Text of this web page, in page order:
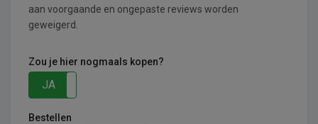
aan voorgaande en ongepaste reviews worden
geweigerd.
Zou je hier nogmaals kopen?
JA
Bestellen